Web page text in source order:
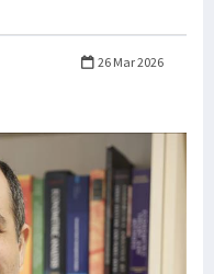
26 Mar 2026